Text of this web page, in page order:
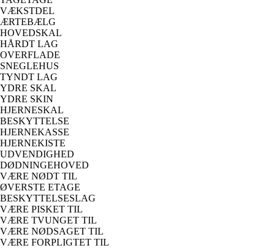
VÆKSTDEL
ÆRTEBÆLG
HOVEDSKAL
HÅRDT LAG
OVERFLADE
SNEGLEHUS
TYNDT LAG
YDRE SKAL
YDRE SKIN
HJERNESKAL
BESKYTTELSE
HJERNEKASSE
HJERNEKISTE
UDVENDIGHED
DØDNINGEHOVED
VÆRE NØDT TIL
ØVERSTE ETAGE
BESKYTTELSESLAG
VÆRE PISKET TIL
VÆRE TVUNGET TIL
VÆRE NØDSAGET TIL
VÆRE FORPLIGTET TIL